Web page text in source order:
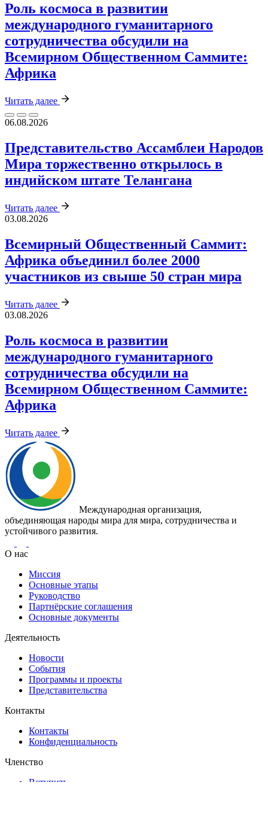
Роль космоса в развитии
международного гуманитарного
сотрудничества обсудили на
Всемирном Общественном Саммите:
Африка
Читать далее
06.08.2026
Представительство Ассамблеи Народов
Мира торжественно открылось в
индийском штате Телангана
Читать далее
03.08.2026
Всемирный Общественный Саммит:
Африка объединил более 2000
участников из свыше 50 стран мира
Читать далее
03.08.2026
Роль космоса в развитии
международного гуманитарного
сотрудничества обсудили на
Всемирном Общественном Саммите:
Африка
Читать далее
Международная организация,
объединяющая народы мира для мира, сотрудничества и
устойчивого развития.
О нас
Миссия
Основные этапы
Руководство
Партнёрские соглашения
Основные документы
Деятельность
Новости
События
Программы и проекты
Представительства
Контакты
Контакты
Конфиденциальность
Членство
Вступить